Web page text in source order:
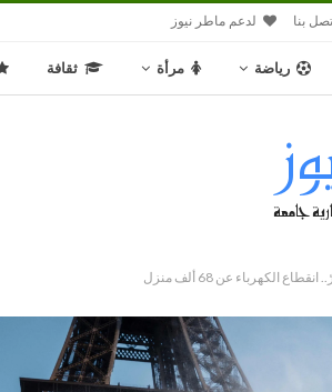
اتصل بنا لدعم ماطر نيوز
رياضة مرأة ثقافة
الكهرباء عن 68 ألف منزل